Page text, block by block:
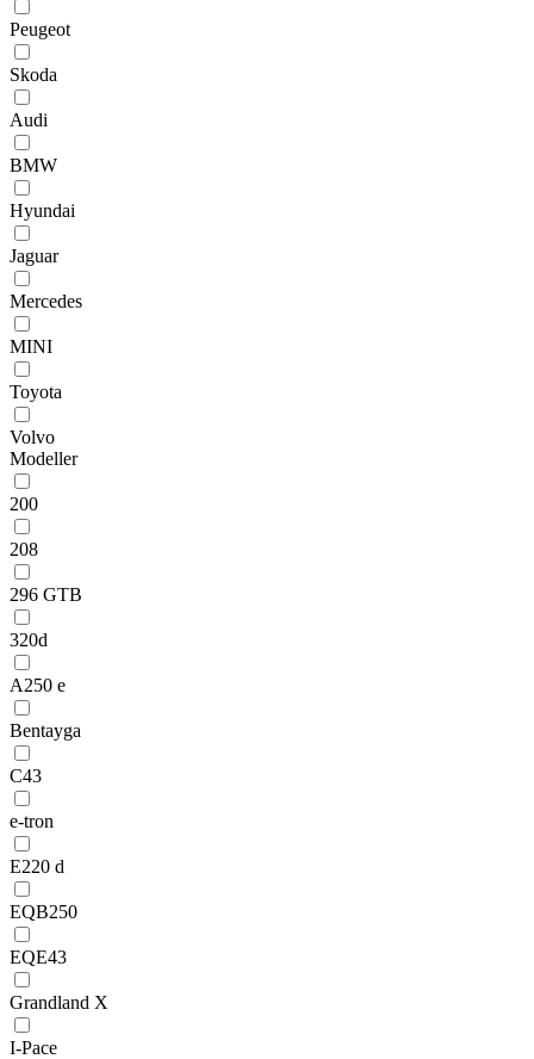
Peugeot
Skoda
Audi
BMW
Hyundai
Jaguar
Mercedes
MINI
Toyota
Volvo
Modeller
200
208
296 GTB
320d
A250 e
Bentayga
C43
e-tron
E220 d
EQB250
EQE43
Grandland X
I-Pace